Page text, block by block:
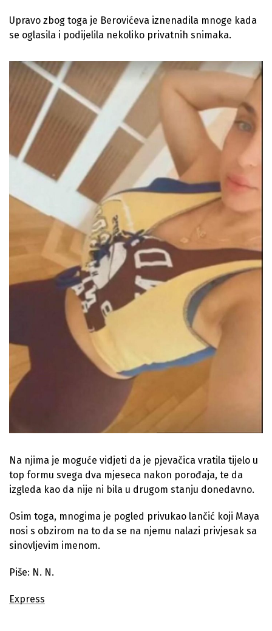
Upravo zbog toga je Berovićeva iznenadila mnoge kada
se oglasila i podijelila nekoliko privatnih snimaka.
Na njima je moguće vidjeti da je pjevačica vratila tijelo u
top formu svega dva mjeseca nakon porođaja, te da
izgleda kao da nije ni bila u drugom stanju donedavno.
Osim toga, mnogima je pogled privukao lančić koji Maya
nosi s obzirom na to da se na njemu nalazi privjesak sa
sinovljevim imenom.
Piše: N. N.
Express